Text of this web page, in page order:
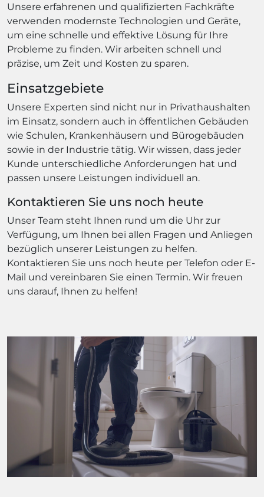
Unsere erfahrenen und qualifizierten Fachkräfte
verwenden modernste Technologien und Geräte,
um eine schnelle und effektive Lösung für Ihre
Probleme zu finden. Wir arbeiten schnell und
präzise, um Zeit und Kosten zu sparen.
Einsatzgebiete
Unsere Experten sind nicht nur in Privathaushalten
im Einsatz, sondern auch in öffentlichen Gebäuden
wie Schulen, Krankenhäusern und Bürogebäuden
sowie in der Industrie tätig. Wir wissen, dass jeder
Kunde unterschiedliche Anforderungen hat und
passen unsere Leistungen individuell an.
Kontaktieren Sie uns noch heute
Unser Team steht Ihnen rund um die Uhr zur
Verfügung, um Ihnen bei allen Fragen und Anliegen
bezüglich unserer Leistungen zu helfen.
Kontaktieren Sie uns noch heute per Telefon oder E-
Mail und vereinbaren Sie einen Termin. Wir freuen
uns darauf, Ihnen zu helfen!